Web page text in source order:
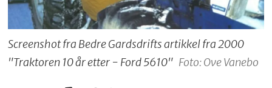
Screenshot fra Bedre Gardsdrifts artikkel fra 2000
"Traktoren 10 år etter - Ford 5610" Foto: Ove Vanebo